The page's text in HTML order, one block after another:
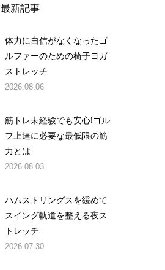
最新記事
体力に自信がなくなったゴ
ルファーのための椅子ヨガ
ストレッチ
2026.08.06
筋トレ未経験でも安心!ゴル
フ上達に必要な最低限の筋
力とは
2026.08.03
ハムストリングスを緩めて
スイング軌道を整える夜ス
トレッチ
2026.07.30